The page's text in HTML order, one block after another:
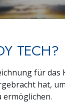
TECH?
für das
hat,
ermöglichen.